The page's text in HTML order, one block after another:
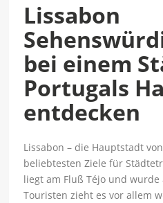
Lissabon
bei einem
Portugals
entdecken
Lissabon – die Hauptstadt
beliebtesten Ziele für
liegt am Fluß Téjo und
Touristen zieht es vor allem